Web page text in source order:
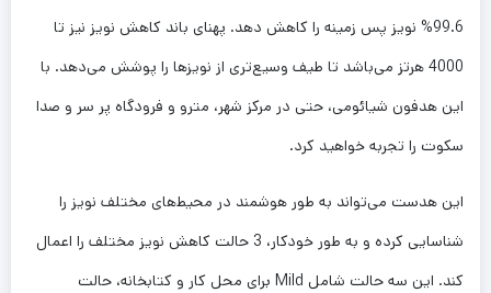
99.6% نویز پس زمینه را کاهش دهد. پهنای باند کاهش نویز نیز تا
4000 هرتز می‌باشد تا طیف وسیع‌تری از نویزها را پوشش می‌دهد. با
این هدفون شیائومی، حتی در مرکز شهر، مترو و فرودگاه پر سر و صدا
سکوت را تجربه خواهید کرد.
این هدست می‌تواند به طور هوشمند در محیط‌های مختلف نویز را
شناسایی کرده و به طور خودکار، 3 حالت کاهش نویز مختلف را اعمال
کند. این سه حالت شامل Mild برای محل کار و کتابخانه، حالت